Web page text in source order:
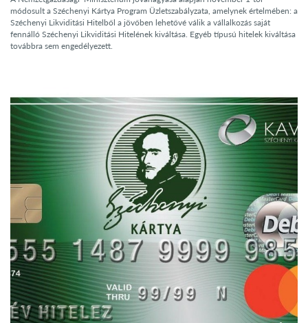
módosult a Széchenyi Kártya Program Üzletszabályzata, amelynek értelmében: a
Széchenyi Likviditási Hitelből a jövőben lehetővé válik a vállalkozás saját
fennálló Széchenyi Likviditási Hitelének kiváltása. Egyéb típusú hitelek kiváltása
továbbra sem engedélyezett.